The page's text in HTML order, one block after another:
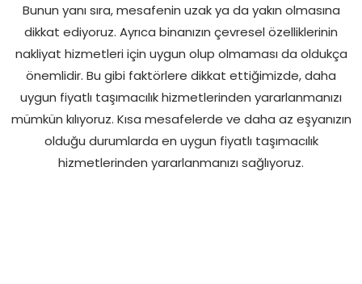
Bunun yanı sıra, mesafenin uzak ya da yakın olmasına
dikkat ediyoruz. Ayrıca binanızın çevresel özelliklerinin
nakliyat hizmetleri için uygun olup olmaması da oldukça
önemlidir. Bu gibi faktörlere dikkat ettiğimizde, daha
uygun fiyatlı taşımacılık hizmetlerinden yararlanmanızı
mümkün kılıyoruz. Kısa mesafelerde ve daha az eşyanızın
olduğu durumlarda en uygun fiyatlı taşımacılık
hizmetlerinden yararlanmanızı sağlıyoruz.